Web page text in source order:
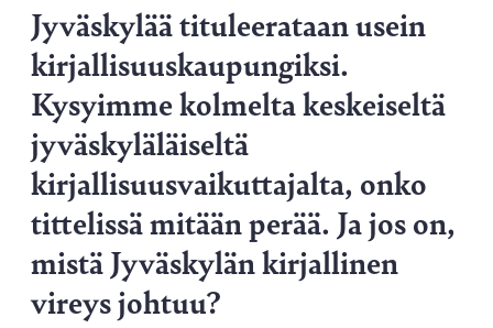
Jyväskylää tituleerataan usein
kirjallisuuskaupungiksi.
Kysyimme kolmelta keskeiseltä
jyväskyläläiseltä
kirjallisuusvaikuttajalta, onko
tittelissä mitään perää. Ja jos on,
mistä Jyväskylän kirjallinen
vireys johtuu?